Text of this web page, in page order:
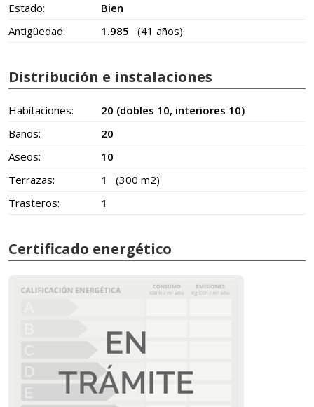
Estado:
Bien
Antigüedad:
1.985 (41 años)
Distribución e instalaciones
Habitaciones:
20 (dobles 10, interiores 10)
Baños:
20
Aseos:
10
Terrazas:
1
(300 m2)
Trasteros:
1
Certificado energético